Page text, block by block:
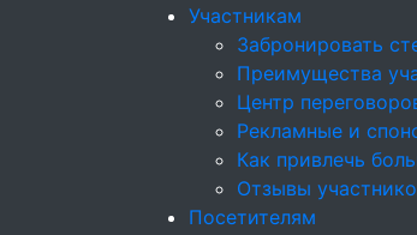
Участникам
Забронировать
Преимущества
Центр
Рекламные и
Как привлечь
Отзывы
Посетителям